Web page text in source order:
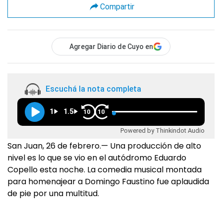
Compartir
Agregar Diario de Cuyo en
Escuchá la nota completa
1 1.5 10 10
Powered by Thinkindot Audio
San Juan, 26 de febrero.— Una producción de alto
nivel es lo que se vio en el autódromo Eduardo
Copello esta noche. La comedia musical montada
para homenajear a Domingo Faustino fue aplaudida
de pie por una multitud.